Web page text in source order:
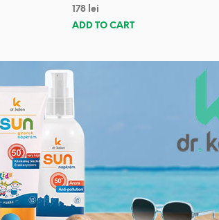
178 lei
ADD TO CART